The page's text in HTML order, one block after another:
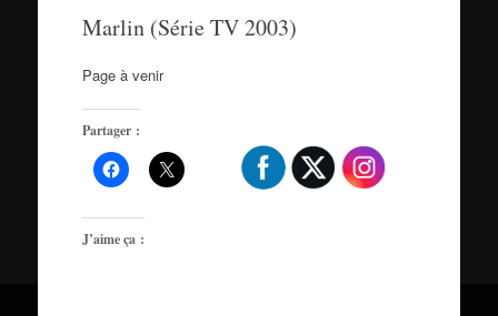
contenuMarlin (Série TV 2003)
Page à venir
Partager :
J’aime ça :